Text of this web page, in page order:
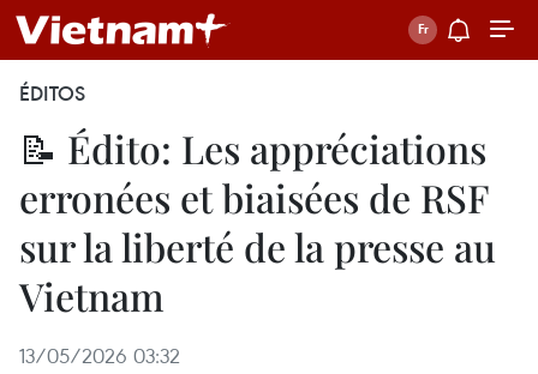
ÉDITOS
📝 Édito: Les appréciations
erronées et biaisées de RSF
sur la liberté de la presse au
Vietnam
13/05/2026 03:32